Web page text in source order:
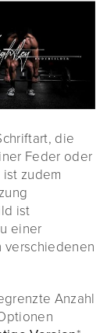
die
Feder oder
zudem
ist
einer
verschiedenen
Anzahl